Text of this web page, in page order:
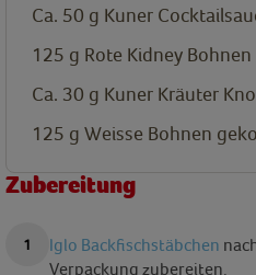
Ca. 50 g Kuner
125 g Rote Kidney
Ca. 30 g Kuner Kräuter
125 g Weisse Bohnen
Zubereitung
Iglo Backfischstäbchen
Verpackung zubereiten.